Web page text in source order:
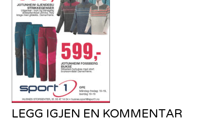
LEGG IGJEN EN KOMMENTAR